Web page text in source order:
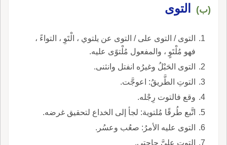
(ب) التوى
التوى / التوى على / التوى عن يلتوي ، الْتَوِ ، التواءً ،
فهو مُلْتَوٍ ، والمفعول مُلْتوًى عليه.
التوى الحَبْلُ وغيرُه انفتل وانثنى.
التوتِ الطَّريقُ: اعوجَّت.
وقع فالتوت رِجْله.
اتَّبع طُرقًا مُلتوية: لجأ إلى الخداع لتحقيق غرضه.
التوى عليه الأمرُ: صعُب وعسُر.
التوت عليَّ حاجتي.